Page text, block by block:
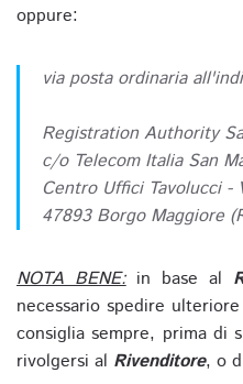
oppure:
via posta ordinaria
Registration Authority
c/o Telecom Italia San
Centro Uffici Tavolucci -
47893 Borgo Maggiore
NOTA BENE:in base al
necessario spedire
consiglia sempre, prima di
rivolgersi al Rivenditore, o